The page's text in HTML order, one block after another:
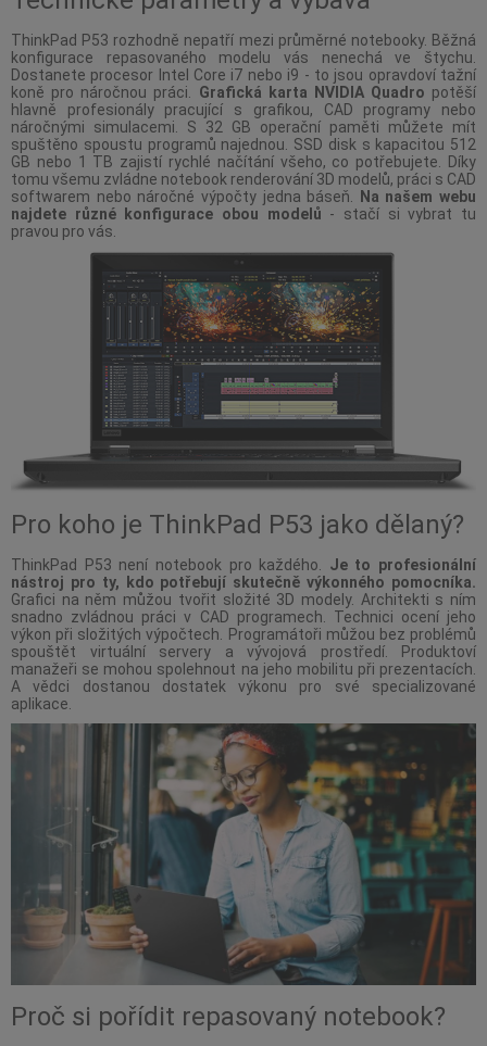
ThinkPad P53 rozhodně nepatří mezi průměrné notebooky. Běžná
konfigurace repasovaného modelu vás nenechá ve štychu.
Dostanete procesor Intel Core i7 nebo i9 - to jsou opravdoví tažní
koně pro náročnou práci. Grafická karta NVIDIA Quadro potěší
hlavně profesionály pracující s grafikou, CAD programy nebo
náročnými simulacemi. S 32 GB operační paměti můžete mít
spuštěno spoustu programů najednou. SSD disk s kapacitou 512
GB nebo 1 TB zajistí rychlé načítání všeho, co potřebujete. Díky
tomu všemu zvládne notebook renderování 3D modelů, práci s CAD
softwarem nebo náročné výpočty jedna báseň.
Na našem webu
najdete různé konfigurace obou modelů - stačí si vybrat tu
pravou pro vás.
Pro koho je ThinkPad P53 jako dělaný?
ThinkPad P53 není notebook pro každého. Je to profesionální
nástroj pro ty, kdo potřebují skutečně výkonného pomocníka.
Grafici na něm můžou tvořit složité 3D modely. Architekti s ním
snadno zvládnou práci v CAD programech. Technici ocení jeho
výkon při složitých výpočtech. Programátoři můžou bez problémů
spouštět virtuální servery a vývojová prostředí. Produktoví
manažeři se mohou spolehnout na jeho mobilitu při prezentacích.
A vědci dostanou dostatek výkonu pro své specializované
aplikace.
Proč si pořídit repasovaný notebook?